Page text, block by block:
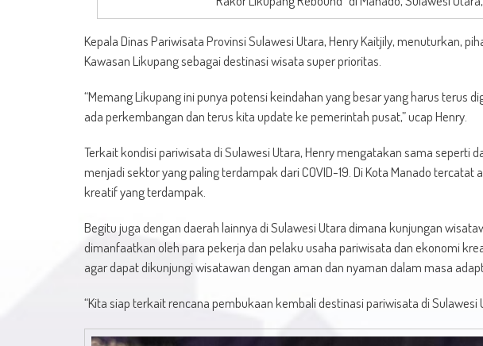
Kepala Dinas Pariwisata Provinsi Sulawesi Utara, Henry Kaitjily, menuturkan,
Kawasan Likupang sebagai destinasi wisata super prioritas.
“Memang Likupang ini punya potensi keindahan yang besar yang harus terus
ada perkembangan dan terus kita update ke pemerintah pusat,” ucap Henry.
Terkait kondisi pariwisata di Sulawesi Utara, Henry mengatakan sama seperti
menjadi sektor yang paling terdampak dari COVID-19. Di Kota Manado
kreatif yang terdampak.
Begitu juga dengan daerah lainnya di Sulawesi Utara dimana kunjungan
dimanfaatkan oleh para pekerja dan pelaku usaha pariwisata dan ekonomi
agar dapat dikunjungi wisatawan dengan aman dan nyaman dalam masa
“Kita siap terkait rencana pembukaan kembali destinasi pariwisata di Sulawesi